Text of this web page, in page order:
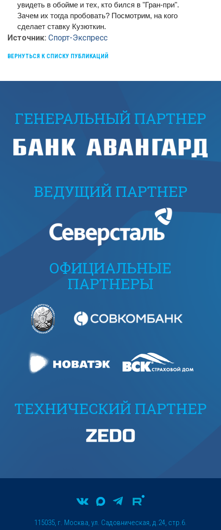
увидеть в обойме и тех, кто бился в "Гран-при".
Зачем их тогда пробовать? Посмотрим, на кого
сделает ставку Кузюткин.
Источник: Спорт-Экспресс
ВЕРНУТЬСЯ К СПИСКУ ПУБЛИКАЦИЙ
ГЕНЕРАЛЬНЫЙ ПАРТНЕР
ВЕДУЩИЙ ПАРТНЕР
ОФИЦИАЛЬНЫЕ
ПАРТНЕРЫ
ТЕХНИЧЕСКИЙ ПАРТНЕР
115035, г. Москва, ул. Садовническая, д.24, стр.6.